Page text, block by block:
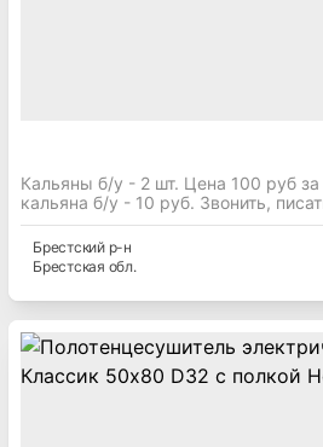
Кальяны б/у - 2 шт. Цена 100 руб
кальяна б/у - 10 руб. Звонить,
Брестскийр-н
Брестская обл.